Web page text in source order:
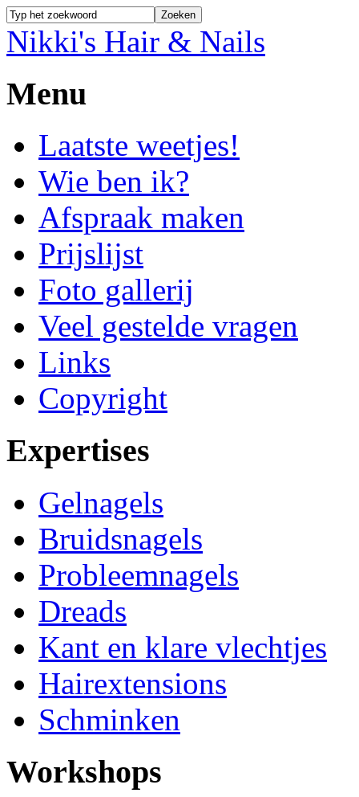
Nikki's Hair & Nails
Menu
Laatste weetjes!
Wie ben ik?
Afspraak maken
Prijslijst
Foto gallerij
Veel gestelde vragen
Links
Copyright
Expertises
Gelnagels
Bruidsnagels
Probleemnagels
Dreads
Kant en klare vlechtjes
Hairextensions
Schminken
Workshops